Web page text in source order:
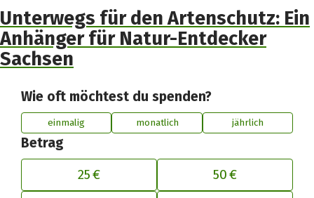
Unterwegs für den Artenschutz: Ein
Anhänger für Natur-Entdecker
Sachsen
Wie oft möchtest du spenden?
einmalig monatlich jährlich
Betrag
25 €
50 €